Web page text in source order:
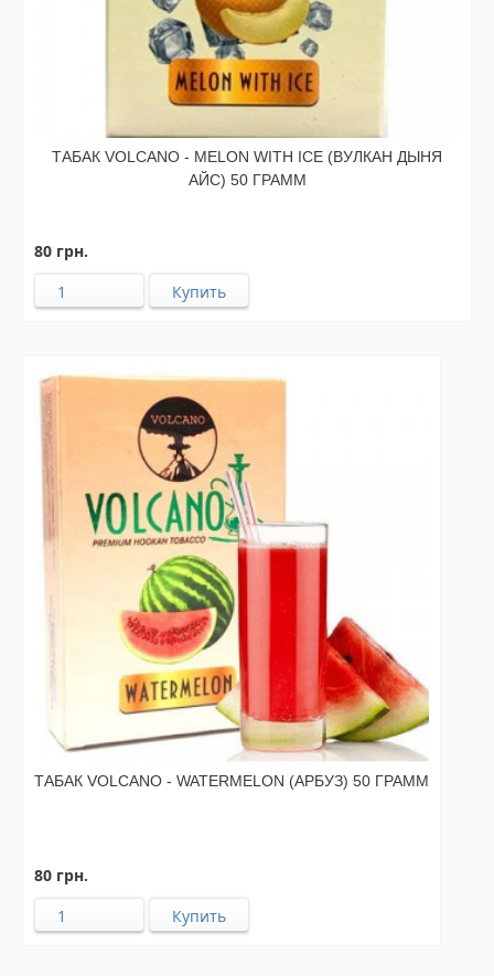
ТАБАК VOLCANO - MELON WITH ICE (ВУЛКАН ДЫНЯ
АЙС) 50 ГРАММ
80 грн.
ТАБАК VOLCANO - WATERMELON (АРБУЗ) 50 ГРАММ
80 грн.